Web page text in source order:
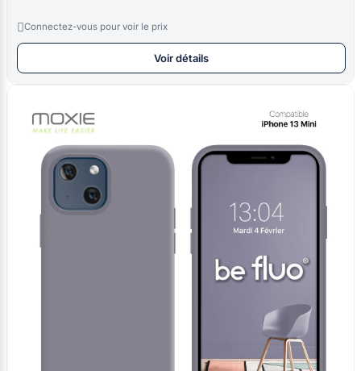
Connectez-vous pour voir le prix
Voir détails